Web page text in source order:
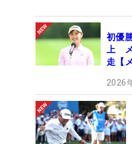
初優
上 メ
走【
2026